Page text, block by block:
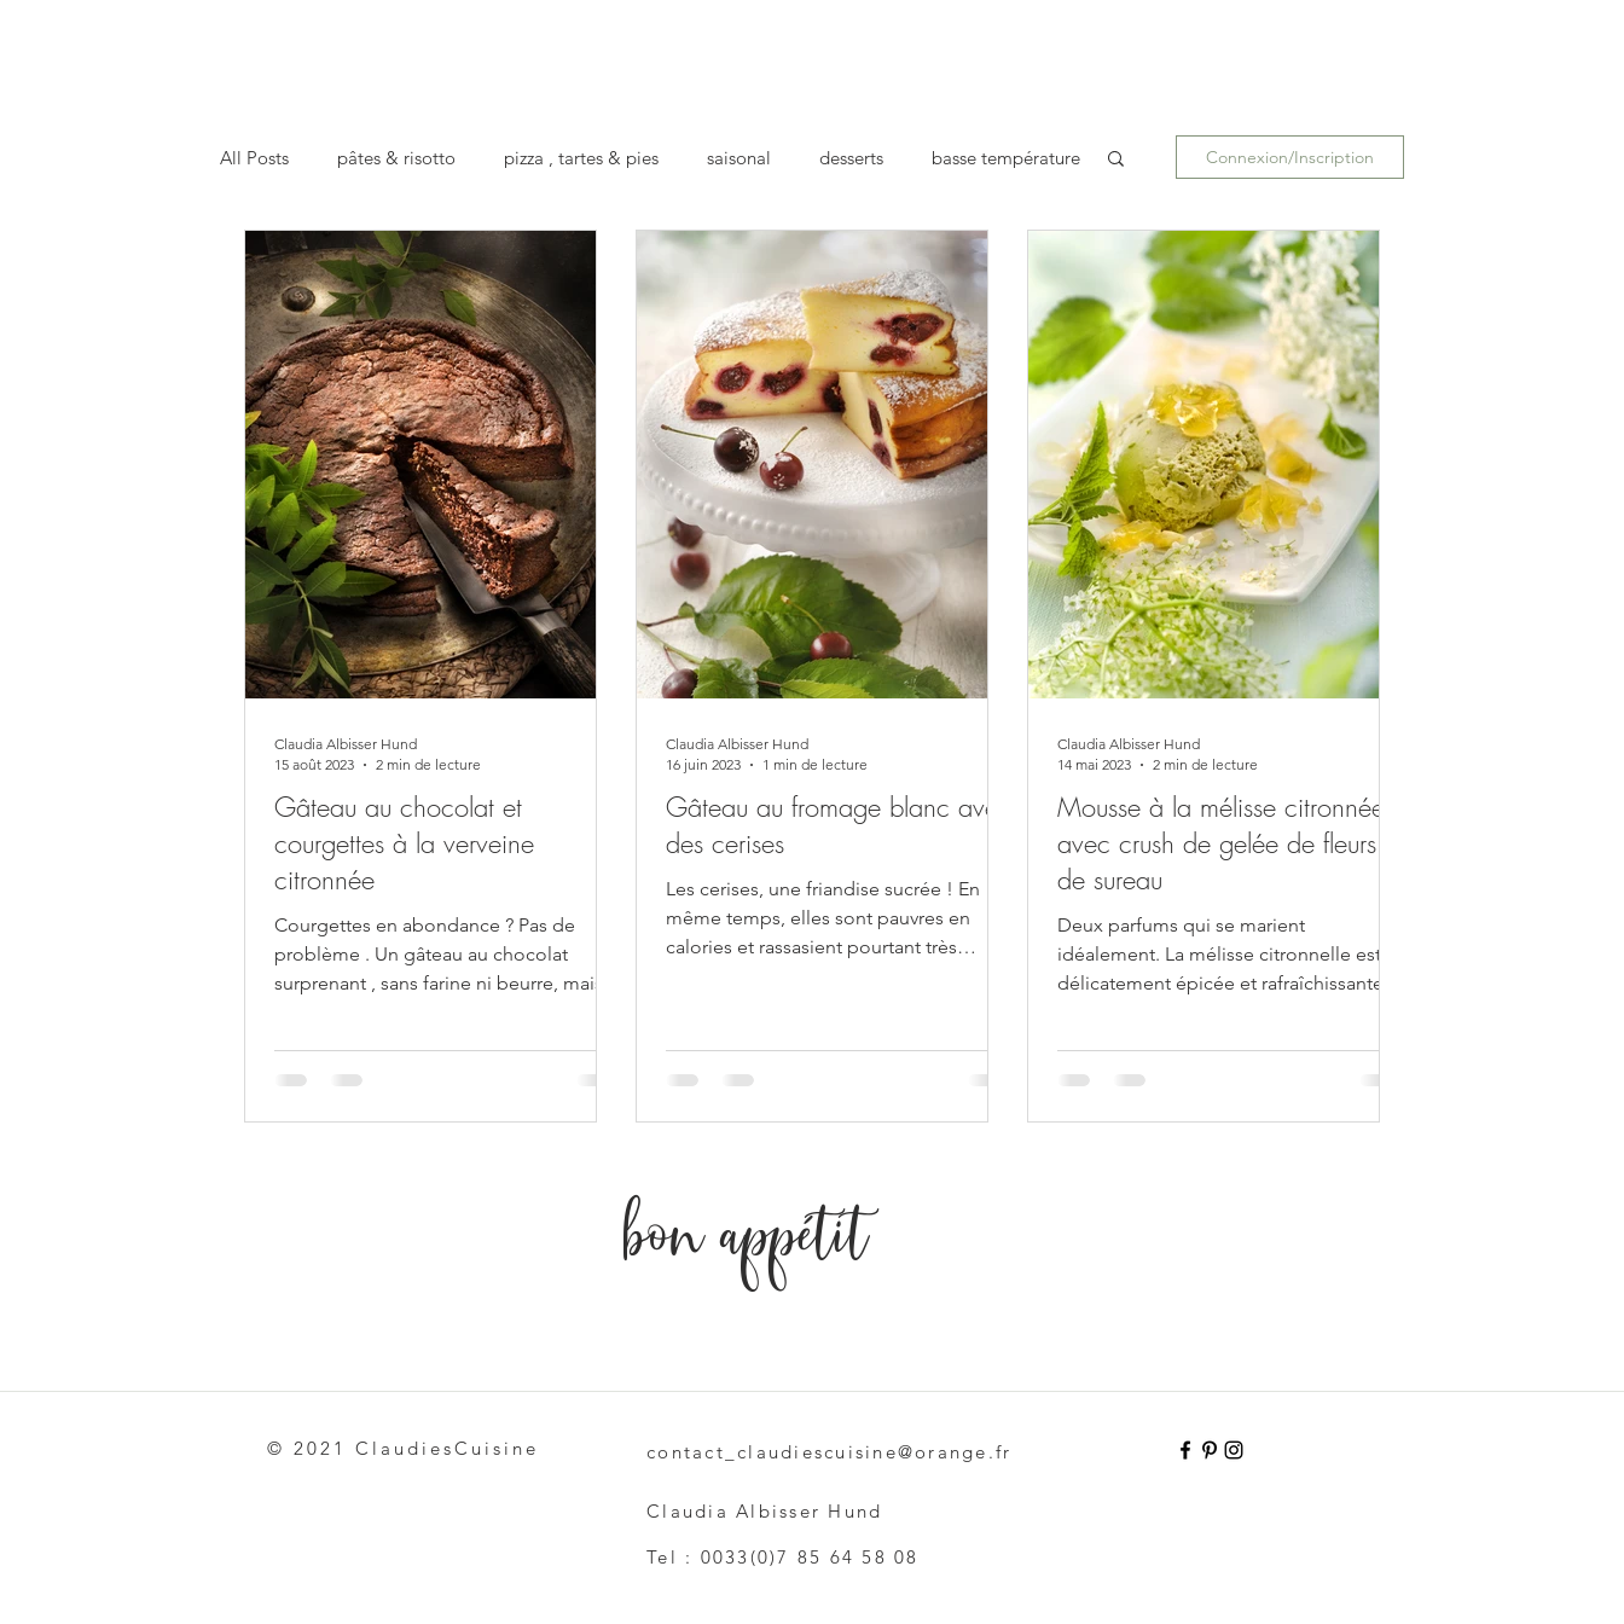
All Posts pâtes & risotto pizza , tartes & pies saisonal desserts basse température
basics repas preparé repas préparé
Connexion/Inscription
Gâteau au chocolat et
courgettes à la verveine
citronnée
Courgettes en abondance ? Pas de
problème . Un gâteau au chocolat
surprenant , sans farine ni beurre, mais
Claudia Albisser Hund
15 août 2023
2 min de lecture
Gâteau au fromage blanc avec
des cerises
Les cerises, une friandise sucrée ! En
même temps, elles sont pauvres en
calories et rassasient pourtant très
Claudia Albisser Hund
16 juin 2023
1 min de lecture
Mousse à la mélisse citronnée
avec crush de gelée de fleurs
de sureau
Deux parfums qui se marient
idéalement. La mélisse citronnelle est
délicatement épicée et rafraîchissante,
Claudia Albisser Hund
14 mai 2023
2 min de lecture
bon appétit
© 2021 ClaudiesCuisine contact_claudiescuisine@orange.fr
Claudia Albisser Hund
Tel : 0033(0)7 85 64 58 08